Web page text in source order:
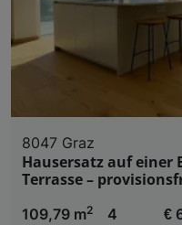
8047 Graz
Hausersatz auf einer
Terrasse –
109,79 m2
4 €